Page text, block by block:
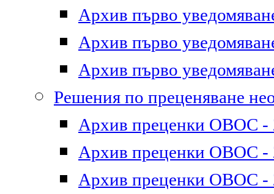
Архив първо
Архив първо
Архив първо
Решения по преценяване
Архив преценки ОВОС -
Архив преценки ОВОС -
Архив преценки ОВОС -